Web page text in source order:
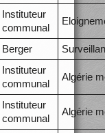
Instituteur
communal
Berger
Instituteur
communal
Algérie
Instituteur
communal
Algérie